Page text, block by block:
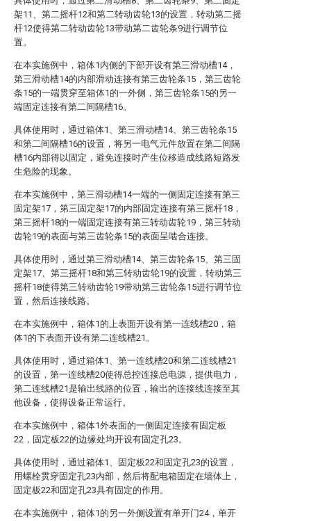
架11、第二摇杆12和第二转动齿轮13的设置，转动第二摇
杆12使得第二转动齿轮13带动第二齿轮条9进行调节位
置。
在本实施例中，箱体1内侧的下部开设有第三滑动槽14，
第三滑动槽14的内部滑动连接有第三齿轮条15，第三齿轮
条15的一端贯穿至箱体1的一外侧，第三齿轮条15的另一
端固定连接有第二间隔槽16。
具体使用时，通过箱体1、第三滑动槽14、第三齿轮条15
和第二间隔槽16的设置，将另一电气元件放置在第二间隔
槽16内部得以固定，避免连接时产生位移造成线路短路发
生危险的现象。
在本实施例中，第三滑动槽14一端的一侧固定连接有第三
固定架17，第三固定架17的内部固定连接有第三摇杆18，
第三摇杆18的一端固定连接有第三转动齿轮19，第三转动
齿轮19的表面与第三齿轮条15的表面呈啮合连接。
具体使用时，通过第三滑动槽14、第三齿轮条15、第三固
定架17、第三摇杆18和第三转动齿轮19的设置，转动第三
摇杆18使得第三转动齿轮19带动第三齿轮条15进行调节位
置，然后连接线路。
在本实施例中，箱体1的上表面开设有第一连线槽20，箱
体1的下表面开设有第二连线槽21。
具体使用时，通过箱体1、第一连线槽20和第二连线槽21
的设置，第一连线槽20使得总控连接总电源，提供电力，
第二连线槽21是输出线路的位置，输出的连接线连接至其
他设备，使得设备正常运行。
在本实施例中，箱体1外表面的一侧固定连接有固定板
22，固定板22的边缘处均开设有固定孔23。
具体使用时，通过箱体1、固定板22和固定孔23的设置，
用螺栓贯穿固定孔23内部，然后将配电箱固定在墙体上，
固定板22和固定孔23具有固定的作用。
在本实施例中，箱体1的另一外侧设置有单开门24，单开